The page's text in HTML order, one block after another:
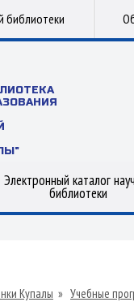
библиотеки
Электронный каталог
библиотеки
Купалы » Учебные